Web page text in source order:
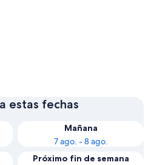
estas fechas
Mañana
7 ago. - 8 ago.
Próximo fin de semana